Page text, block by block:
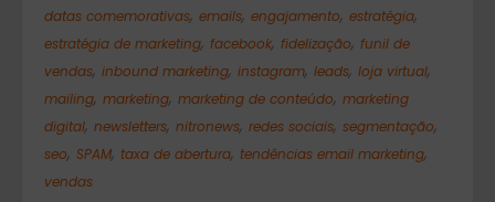
datas comemorativas, emails, engajamento, estratégia,
estratégia de marketing, facebook, fidelização, funil de
vendas, inbound marketing, instagram, leads, loja virtual,
mailing, marketing, marketing de conteúdo, marketing
digital, newsletters, nitronews, redes sociais, segmentação,
seo, SPAM, taxa de abertura, tendências email marketing,
vendas